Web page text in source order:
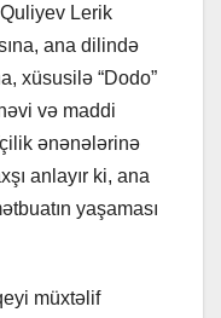
Lerik
ana dilində
xüsusilə “Dodo”
və maddi
ənənələrinə
anlayır ki, ana
yaşaması
müxtəlif